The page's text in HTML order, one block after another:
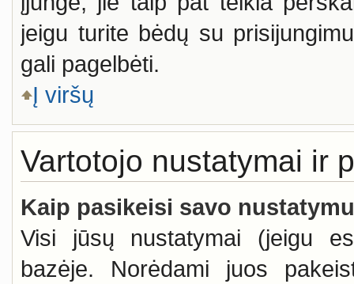
jeigu turite bėdų su
gali pagelbėti.
Į viršų
Vartotojo nustatymai ir
Kaip pasikeisi savo
Visi jūsų nustatymai (jeigu
bazėje. Norėdami juos